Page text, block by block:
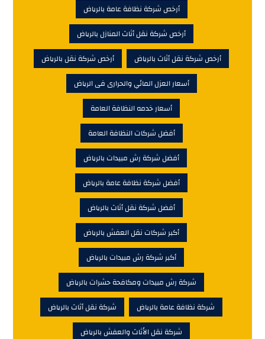
أرخص شركة نظافة عامة بالرياض
أرخص شركة نقل أثاث المنازل بالرياض
أرخص شركة نقل أثاث بالرياض
أرخص شركة نقل بالرياض
أسعار العزل المائي والحرارى فى الرياض
أسعار خدمه النظافة العامة
أفضل شركات النظافة العامة
أفضل شركة رش مبيدات بالرياض
أفضل شركة نظافة عامة بالرياض
أفضل شركة نقل أثاث بالرياض
أكبر شركات نقل العفش بالرياض
أكبر شركة رش مبيدات بالرياض
شركة رش مبيدات ومكافحة حشرات بالرياض
شركة نظافة عامة بالرياض
شركة نقل أثاث بالرياض
شركة نقل الأثاث والعفش بالرياض